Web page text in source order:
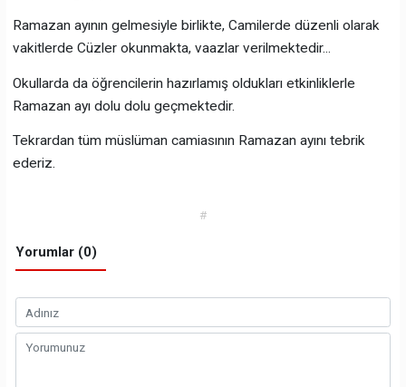
Ramazan ayının gelmesiyle birlikte, Camilerde düzenli olarak
vakitlerde Cüzler okunmakta, vaazlar verilmektedir...
Okullarda da öğrencilerin hazırlamış oldukları etkinliklerle
Ramazan ayı dolu dolu geçmektedir.
Tekrardan tüm müslüman camiasının Ramazan ayını tebrik
ederiz.
#
Yorumlar (0)